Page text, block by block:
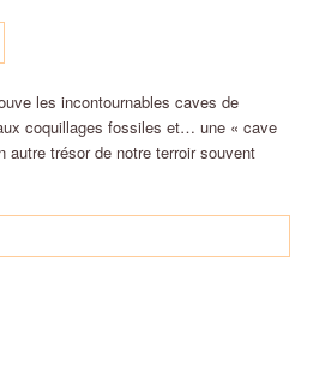
les incontournables caves de
coquillages fossiles et… une « cave
autre trésor de notre terroir souvent